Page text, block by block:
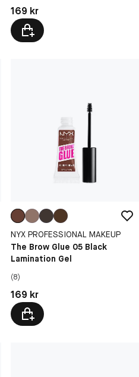
Pris: 169 kr
169 kr
NYX PROFESSIONAL MAKEUP
The Brow Glue 05 Black
Lamination Gel
(8)
Pris: 169 kr
169 kr